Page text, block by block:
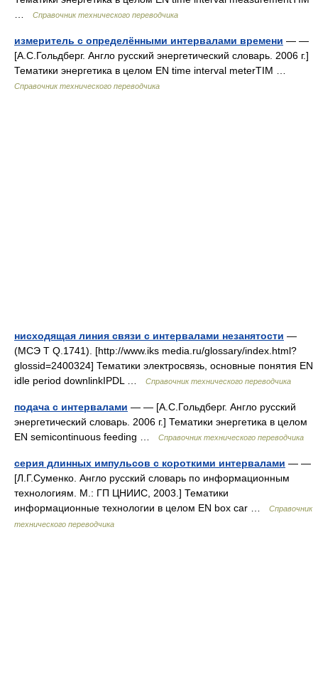
Справочник технического переводчика
измеритель с определёнными интервалами времени — —
[А.С.Гольдберг. Англо русский энергетический словарь. 2006 г.]
Тематики энергетика в целом EN time interval meterTIM …
Справочник технического переводчика
нисходящая линия связи с интервалами незанятости —
(МСЭ Т Q.1741). [http://www.iks media.ru/glossary/index.html?
glossid=2400324] Тематики электросвязь, основные понятия EN
idle period downlinkIPDL …
Справочник технического переводчика
подача с интервалами — — [А.С.Гольдберг. Англо русский
энергетический словарь. 2006 г.] Тематики энергетика в целом
EN semicontinuous feeding …
Справочник технического переводчика
серия длинных импульсов с короткими интервалами — —
[Л.Г.Суменко. Англо русский словарь по информационным
технологиям. М.: ГП ЦНИИС, 2003.] Тематики
информационные технологии в целом EN box car …
Справочник
технического переводчика